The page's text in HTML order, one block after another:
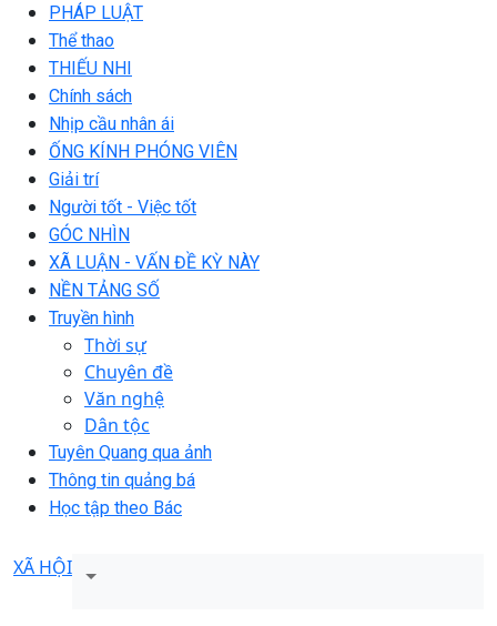
PHÁP LUẬT
Thể thao
THIẾU NHI
Chính sách
Nhịp cầu nhân ái
ỐNG KÍNH PHÓNG VIÊN
Giải trí
Người tốt - Việc tốt
GÓC NHÌN
XÃ LUẬN - VẤN ĐỀ KỲ NÀY
NỀN TẢNG SỐ
Truyền hình
Thời sự
Chuyên đề
Văn nghệ
Dân tộc
Tuyên Quang qua ảnh
Thông tin quảng bá
Học tập theo Bác
XÃ HỘI